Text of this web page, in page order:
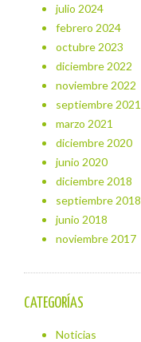
julio 2024
febrero 2024
octubre 2023
diciembre 2022
noviembre 2022
septiembre 2021
marzo 2021
diciembre 2020
junio 2020
diciembre 2018
septiembre 2018
junio 2018
noviembre 2017
CATEGORÍAS
Noticias